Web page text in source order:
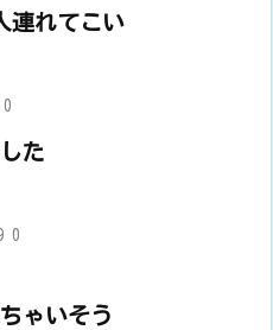
連れてこい
た
0
ゃいそう